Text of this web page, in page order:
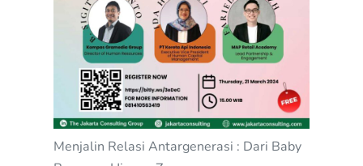
Menjalin Relasi Antargenerasi : Dari Baby